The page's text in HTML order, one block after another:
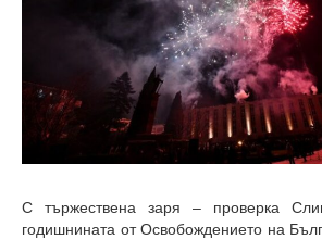
С тържествена заря – проверка
годишнината от Освобождението на